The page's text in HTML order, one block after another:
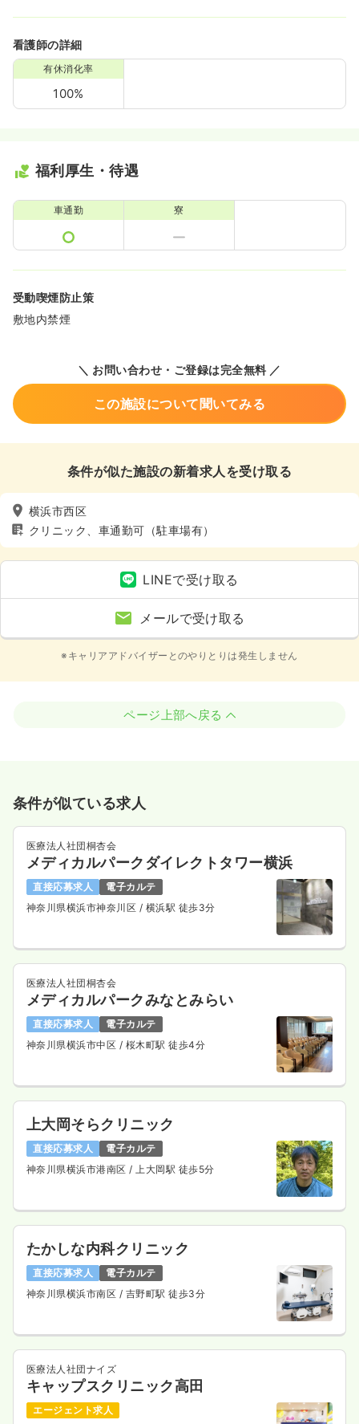
看護師の詳細
有休消化率
100%
福利厚生・待遇
車通勤 寮
受動喫煙防止策
敷地内禁煙
＼ お問い合わせ・ご登録は完全無料 ／
この施設について聞いてみる
条件が似た施設の新着求人を受け取る
横浜市西区
クリニック、車通勤可（駐車場有）
LINEで受け取る
メールで受け取る
※キャリアアドバイザーとのやりとりは発生しません
ページ上部へ戻る
条件が似ている求人
医療法人社団桐杏会
メディカルパークダイレクトタワー横浜
直接応募求人
電子カルテ
神奈川県横浜市神奈川区 / 横浜駅 徒歩3分
医療法人社団桐杏会
メディカルパークみなとみらい
直接応募求人
電子カルテ
神奈川県横浜市中区 / 桜木町駅 徒歩4分
上大岡そらクリニック
直接応募求人
電子カルテ
神奈川県横浜市港南区/ 上大岡駅 徒歩5分
たかしな内科クリニック
直接応募求人
電子カルテ
神奈川県横浜市南区 / 吉野町駅 徒歩3分
医療法人社団ナイズ
キャップスクリニック高田
エージェント求人